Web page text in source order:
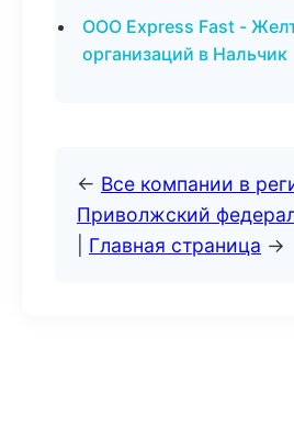
ООО Express Fast -
организаций в Нальчик
← Все компании в
Приволжский
Главная страница →